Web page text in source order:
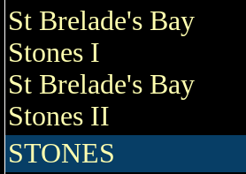
St Brelade's Bay
Stones I
St Brelade's Bay
Stones II
STONES